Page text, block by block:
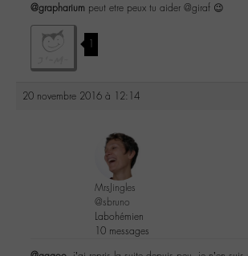
@grapharium peut etre peux tu aider @giraf 😉
1
20 novembre 2016 à 12:14
MrsJingles
@sbruno
Labohémien
10 messages